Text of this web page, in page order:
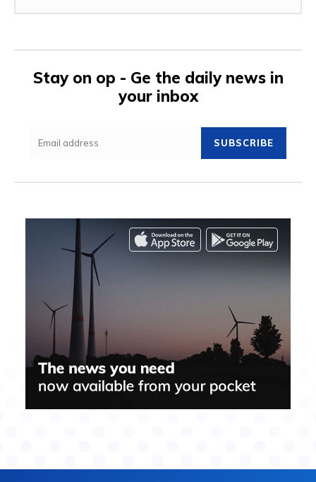
Stay on op - Ge the daily news in
your inbox
SUBSCRIBE